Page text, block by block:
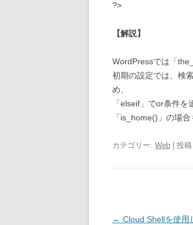
?>
【解説】
WordPressでは「
初期の設定では、検
め、
「elseif」でor条件
「is_home()」の場
カテゴリー: Web | 投
投
← Cloud Shellを使用